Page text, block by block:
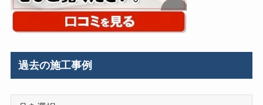
過去の施工事例